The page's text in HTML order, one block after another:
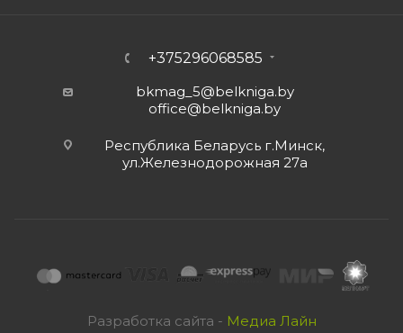
+375296068585
bkmag_5@belkniga.by
office@belkniga.by
Республика Беларусь г.Минск,
ул.Железнодорожная 27а
Разработка сайта - Медиа Лайн